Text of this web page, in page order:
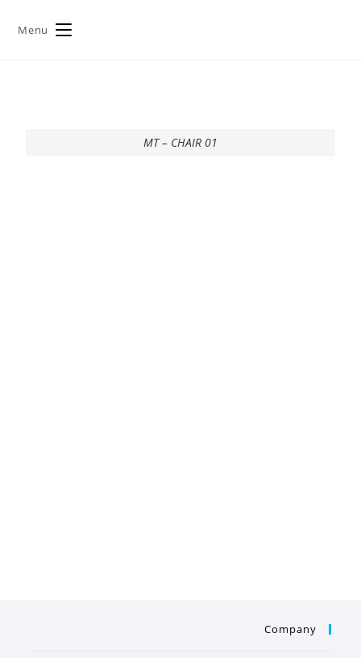
Menu
MT – CHAIR 01
Company